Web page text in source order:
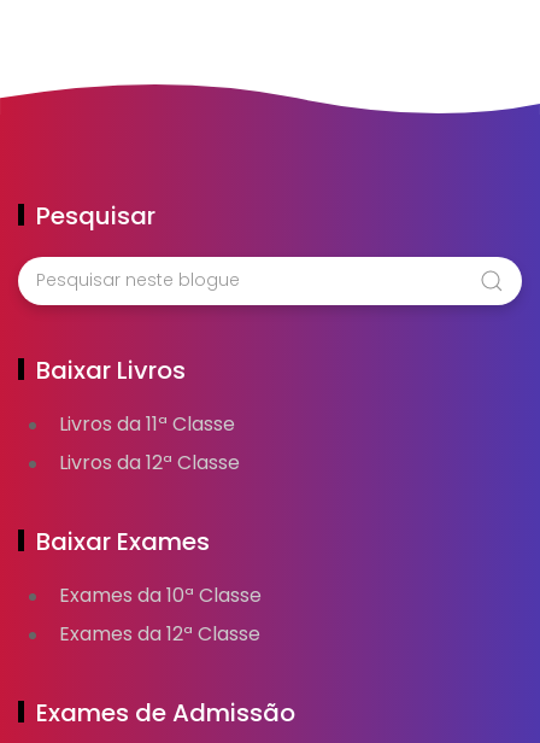
Pesquisar
Baixar Livros
Livros da 11ª Classe
Livros da 12ª Classe
Baixar Exames
Exames da 10ª Classe
Exames da 12ª Classe
Exames de Admissão